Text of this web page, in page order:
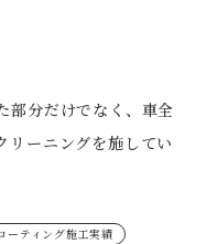
部分だけでなく、車全
リーニングを施してい
ーティング施工実績